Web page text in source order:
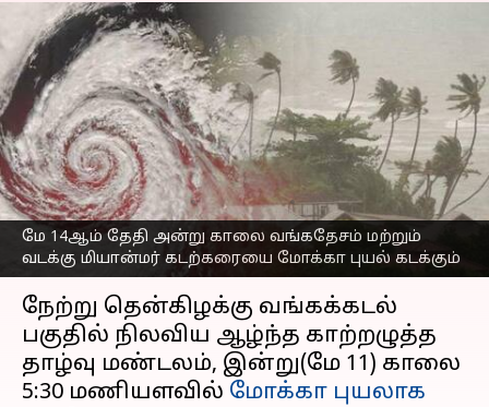
மே 14ஆம் தேதி அன்று காலை வங்கதேசம் மற்றும்
வடக்கு மியான்மர் கடற்கரையை மோக்கா புயல் கடக்கும்
மோக்கா புயல் இன்றிரவு
தீவிரமான புயலாக
மாறும்: தமிழக
மாவட்டங்களுக்கு
கனமழை எச்சரிக்கை
எழுதியவர் Sindhuja SM May 11, 2023 06:36 pm
செய்தி முன்னோட்டம்
நேற்று தென்கிழக்கு வங்கக்கடல்
பகுதில் நிலவிய ஆழ்ந்த காற்றழுத்த
தாழ்வு மண்டலம், இன்று(மே 11) காலை
5:30 மணியளவில் மோக்கா புயலாக